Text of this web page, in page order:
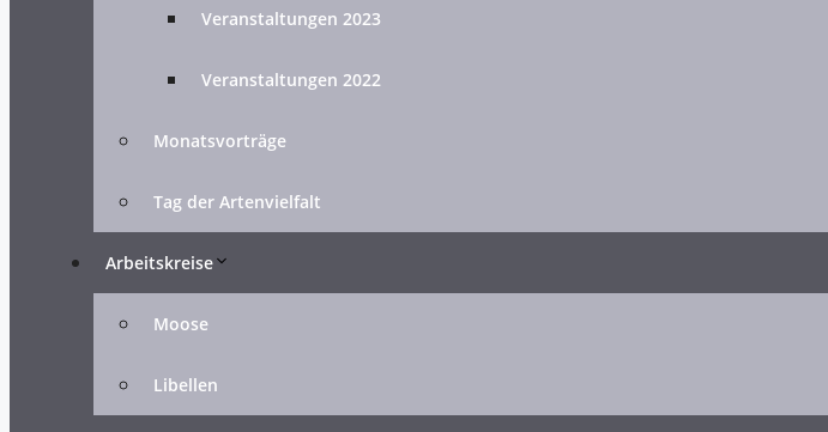
Veranstaltungen 2023
Veranstaltungen 2022
Monatsvorträge
Tag der Artenvielfalt
Arbeitskreise
Moose
Libellen